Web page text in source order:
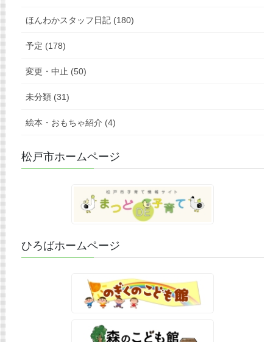
ほんわかスタッフ日記 (180)
予定 (178)
変更・中止 (50)
未分類 (31)
絵本・おもちゃ紹介 (4)
松戸市ホームページ
ひろばホームページ